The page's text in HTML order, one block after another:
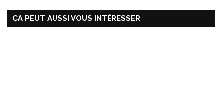
ÇA PEUT AUSSI VOUS INTÉRESSER